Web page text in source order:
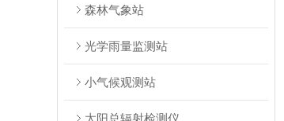
森林气象站
光学雨量监测站
小气候观测站
太阳总辐射检测仪